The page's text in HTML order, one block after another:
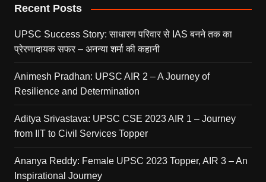
Recent Posts
UPSC Success Story: साधारण परिवार से IAS बनने तक का
प्रेरणादायक सफर – अनन्या शर्मा की कहानी
Animesh Pradhan: UPSC AIR 2 – A Journey of
Resilience and Determination
Aditya Srivastava: UPSC CSE 2023 AIR 1 – Journey
from IIT to Civil Services Topper
Ananya Reddy: Female UPSC 2023 Topper, AIR 3 – An
Inspirational Journey